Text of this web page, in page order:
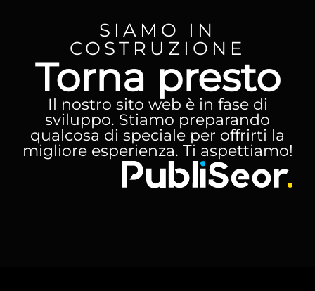
SIAMO IN
COSTRUZIONE
Torna presto
Il nostro sito web è in fase di
sviluppo. Stiamo preparando
qualcosa di speciale per offrirti la
migliore esperienza. Ti aspettiamo!